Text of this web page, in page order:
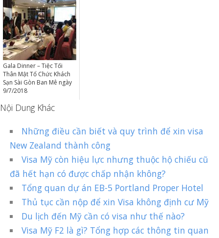
Gala Dinner – Tiệc Tối
Thân Mật Tổ Chức Khách
Sạn Sài Gòn Ban Mê ngày
9/7/2018
Nội Dung Khác
Những điều cần biết và quy trình để xin visa
New Zealand thành công
Visa Mỹ còn hiệu lực nhưng thuộc hộ chiếu cũ
đã hết hạn có được chấp nhận không?
Tổng quan dự án EB-5 Portland Proper Hotel
Thủ tục cần nộp để xin Visa không định cư Mỹ
Du lịch đến Mỹ cần có visa như thế nào?
Visa Mỹ F2 là gì? Tổng hợp các thông tin quan